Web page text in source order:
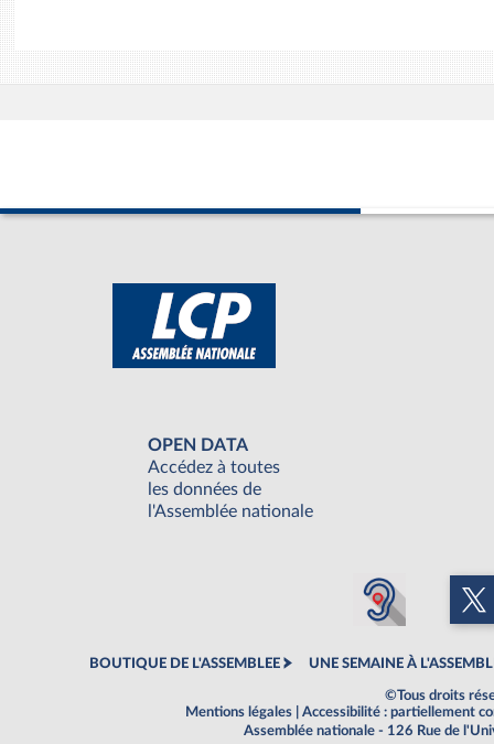
OPEN DATA
Accédez à toutes
les données de
l'Assemblée nationale
BOUTIQUE DE L'ASSEMBLEE UNE SEMAINE À
©Tous droits
Mentions légales
Accessibilité : partiellement
Assemblée nationale - 126 Rue de